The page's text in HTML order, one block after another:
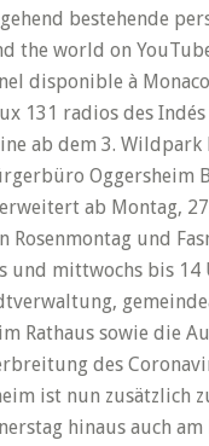
bestehende
world on
disponible à
131 radios des
ab dem 3.
Oggersheim
ab Montag,
und
und mittwochs bis
sowie die
des
ist nun
hinaus auch